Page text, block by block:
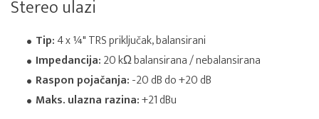
Stereo ulazi
Tip:4 x ¼" TRS priključak, balansirani
Impedancija:20 kΩ balansirana / nebalansirana
Raspon pojačanja:-20 dB do +20 dB
Maks. ulazna razina:+21 dBu